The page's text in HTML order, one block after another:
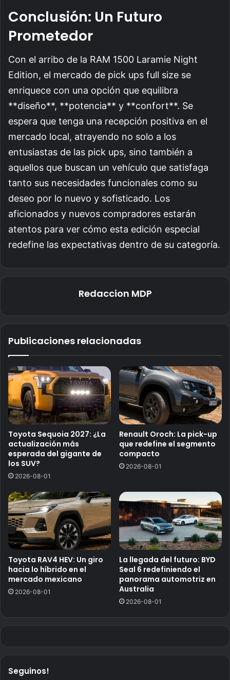
Conclusión: Un Futuro
Prometedor
Con el arribo de la RAM 1500 Laramie Night
Edition, el mercado de pick ups full size se
enriquece con una opción que equilibra
**diseño**, **potencia** y **confort**. Se
espera que tenga una recepción positiva en el
mercado local, atrayendo no solo a los
entusiastas de las pick ups, sino también a
aquellos que buscan un vehículo que satisfaga
tanto sus necesidades funcionales como su
deseo por lo nuevo y sofisticado. Los
aficionados y nuevos compradores estarán
atentos para ver cómo esta edición especial
redefine las expectativas dentro de su categoría.
Redaccion MDP
Publicaciones relacionadas
Toyota Sequoia 2027: ¿La
actualización más
esperada del gigante de
los SUV?
2026-08-01
Renault Oroch: La pick-up
que redefine el segmento
compacto
2026-08-01
Toyota RAV4 HEV: Un giro
hacia lo híbrido en el
mercado mexicano
2026-08-01
La llegada del futuro: BYD
Seal 6 redefiniendo el
panorama automotriz en
Australia
2026-08-01
Seguinos!